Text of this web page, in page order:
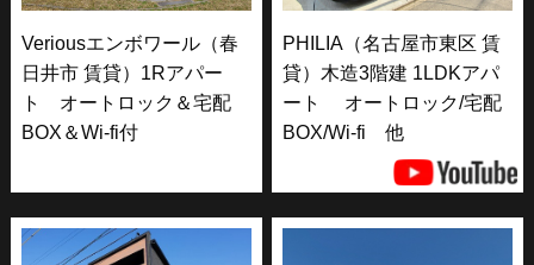
Veriousエンボワール（春
日井市 賃貸）1Rアパー
ト オートロック＆宅配
BOX＆Wi-fi付
PHILIA（名古屋市東区 賃
貸）木造3階建 1LDKアパ
ート オートロック/宅配
BOX/Wi-fi 他